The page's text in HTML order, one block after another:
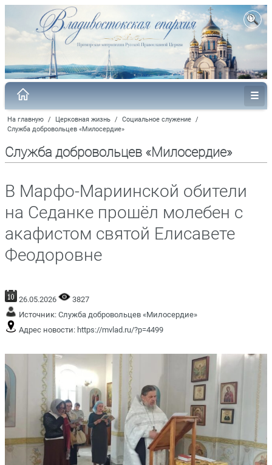
На главную / Церковная жизнь / Социальное служение /
Служба добровольцев «Милосердие»
Служба добровольцев «Милосердие»
В Марфо-Мариинской обители
на Седанке прошёл молебен с
акафистом святой Елисавете
Феодоровне
26.05.2026
3827
Источник: Служба добровольцев «Милосердие»
Адрес новости: https://mvlad.ru/?p=4499